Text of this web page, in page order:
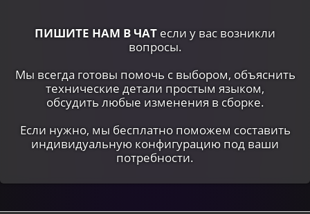
ПИШИТЕ НАМ В ЧАТ если у вас возникли
вопросы.
Мы всегда готовы помочь с выбором, объяснить
технические детали простым языком,
обсудить любые изменения в сборке.
Если нужно, мы бесплатно поможем составить
индивидуальную конфигурацию под ваши
потребности.